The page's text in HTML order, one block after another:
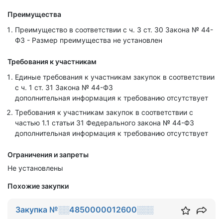
Преимущества
Преимущество в соответствии с ч. 3 ст. 30 Закона № 44-
ФЗ - Размер преимущества не установлен
Требования к участникам
Единые требования к участникам закупок в соответствии
с ч. 1 ст. 31 Закона № 44-ФЗ
дополнительная информация к требованию отсутствует
Требования к участникам закупок в соответствии с
частью 1.1 статьи 31 Федерального закона № 44-ФЗ
дополнительная информация к требованию отсутствует
Ограничения и запреты
Не установлены
Похожие закупки
Закупка №░░4850000012600░░░